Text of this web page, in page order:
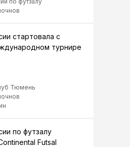
стартовала с
турнире
Тюмень
по футзалу
Futsal